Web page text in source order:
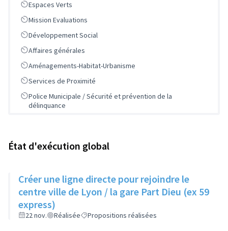
ScopeEspaces Verts
ScopeMission Evaluations
ScopeDéveloppement Social
ScopeAffaires générales
ScopeAménagements-Habitat-Urbanisme
ScopeServices de Proximité
Scope
Police Municipale / Sécurité et prévention de la
délinquance
État d'exécution global
Créer une ligne directe pour rejoindre le
centre ville de Lyon / la gare Part Dieu (ex 59
express)
22 nov. Réalisée Propositions réalisées